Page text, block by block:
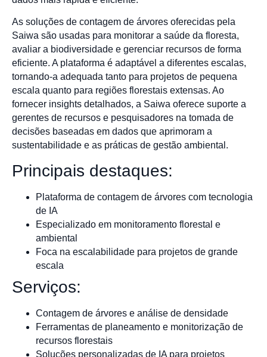
As soluções de contagem de árvores oferecidas pela
Saiwa são usadas para monitorar a saúde da floresta,
avaliar a biodiversidade e gerenciar recursos de forma
eficiente. A plataforma é adaptável a diferentes escalas,
tornando-a adequada tanto para projetos de pequena
escala quanto para regiões florestais extensas. Ao
fornecer insights detalhados, a Saiwa oferece suporte a
gerentes de recursos e pesquisadores na tomada de
decisões baseadas em dados que aprimoram a
sustentabilidade e as práticas de gestão ambiental.
Principais destaques:
Plataforma de contagem de árvores com tecnologia
de IA
Especializado em monitoramento florestal e
ambiental
Foca na escalabilidade para projetos de grande
escala
Serviços:
Contagem de árvores e análise de densidade
Ferramentas de planeamento e monitorização de
recursos florestais
Soluções personalizadas de IA para projetos